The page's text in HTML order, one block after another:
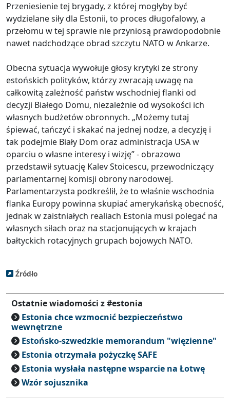
Przeniesienie tej brygady, z której mogłyby być
wydzielane siły dla Estonii, to proces długofalowy, a
przełomu w tej sprawie nie przyniosą prawdopodobnie
nawet nadchodzące obrad szczytu NATO w Ankarze.
Obecna sytuacja wywołuje głosy krytyki ze strony
estońskich polityków, którzy zwracają uwagę na
całkowitą zależność państw wschodniej flanki od
decyzji Białego Domu, niezależnie od wysokości ich
własnych budżetów obronnych. „Możemy tutaj
śpiewać, tańczyć i skakać na jednej nodze, a decyzję i
tak podejmie Biały Dom oraz administracja USA w
oparciu o własne interesy i wizję” - obrazowo
przedstawił sytuację Kalev Stoicescu, przewodniczący
parlamentarnej komisji obrony narodowej.
Parlamentarzysta podkreślił, że to właśnie wschodnia
flanka Europy powinna skupiać amerykańską obecność,
jednak w zaistniałych realiach Estonia musi polegać na
własnych siłach oraz na stacjonujących w krajach
bałtyckich rotacyjnych grupach bojowych NATO.
Źródło
Ostatnie wiadomości z #estonia
Estonia chce wzmocnić bezpieczeństwo
wewnętrzne
Estońsko-szwedzkie memorandum "więzienne"
Estonia otrzymała pożyczkę SAFE
Estonia wysłała następne wsparcie na Łotwę
Wzór sojusznika